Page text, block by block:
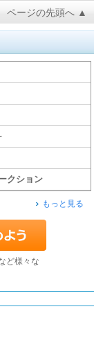
ページの先頭へ ▲
クション
もっと見る
ど様々な